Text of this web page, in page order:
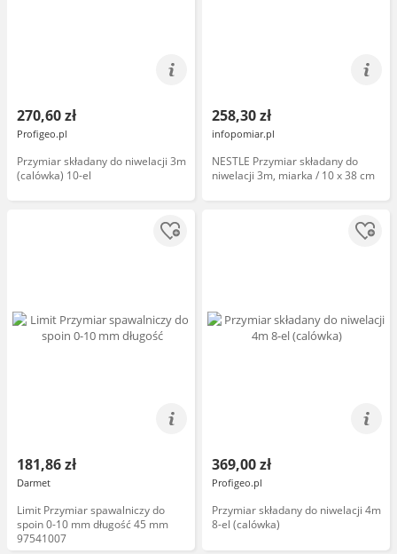
270,60 zł
Profigeo.pl
Przymiar składany do niwelacji 3m
(calówka) 10-el
258,30 zł
infopomiar.pl
NESTLE Przymiar składany do
niwelacji 3m, miarka / 10 x 38 cm
181,86 zł
Darmet
Limit Przymiar spawalniczy do
spoin 0-10 mm długość 45 mm
97541007
369,00 zł
Profigeo.pl
Przymiar składany do niwelacji 4m
8-el (calówka)